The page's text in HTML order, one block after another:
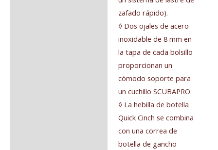
zafado rápido).
◊ Dos ojales de acero
inoxidable de 8 mm en
la tapa de cada bolsillo
proporcionan un
cómodo soporte para
un cuchillo SCUBAPRO.
◊ La hebilla de botella
Quick Cinch se combina
con una correa de
botella de gancho